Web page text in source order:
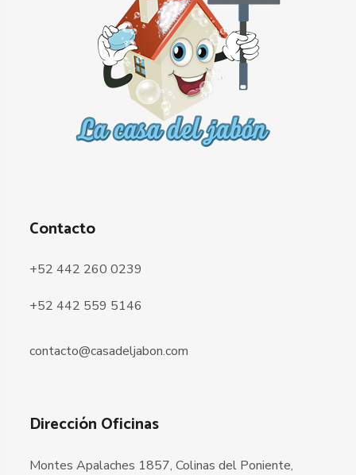
Contacto
+52 442 260 0239
+52 442 559 5146
contacto@casadeljabon.com
Dirección Oficinas
Montes Apalaches 1857, Colinas del Poniente,